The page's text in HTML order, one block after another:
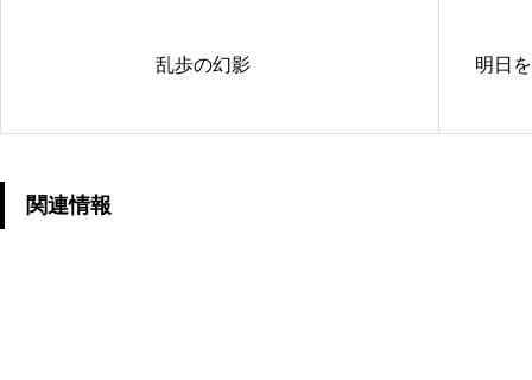
乱歩の幻影 明日
関連情報